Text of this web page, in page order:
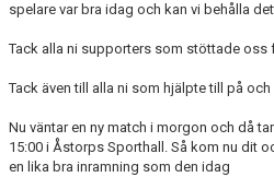
spelare var bra idag och kan vi behålla
Tack alla ni supporters som stöttade oss
Tack även till alla ni som hjälpte till på
Nu väntar en ny match i morgon och då
15:00 i Åstorps Sporthall. Så kom nu dit
en lika bra inramning som den idag